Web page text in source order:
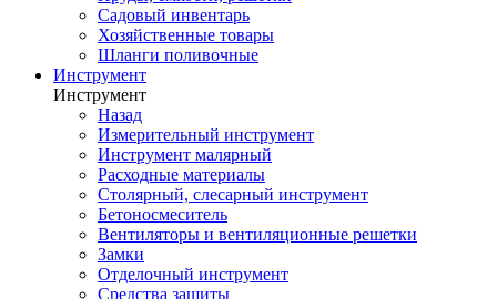
Садовый инвентарь
Хозяйственные товары
Шланги поливочные
Инструмент
Инструмент
Назад
Измерительный инструмент
Инструмент малярный
Расходные материалы
Столярный, слесарный инструмент
Бетоносмеситель
Вентиляторы и вентиляционные решетки
Замки
Отделочный инструмент
Средства защиты